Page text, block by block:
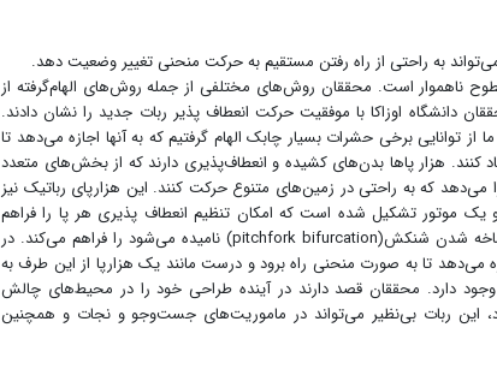
به راحتی از راه رفتن مستقیم به حرکت منحنی تغییر وضعیت دهد.
ناهموار است. محققان روش‌های مختلفی از جمله روش‌های الهام‌گرفته از
دانشگاه اوزاکا با موفقیت حرکت انعطاف پذیر ربات جدید را نشان دادند.
توانایی برخی حشرات بسیار چابک الهام گرفتیم که به آنها اجازه می‌دهد تا
کنند. هزار پاها بدن‌های کشیده و انعطاف‌پذیری دارند که از بخش‌های متعدد
که به راحتی در زمین‌های متنوع حرکت کنند. این هزارپای رباتیک نیز
تشکیل شده است که امکان تنظیم انعطاف پذیری هر پا را فراهم
می‌کند. این انعطاف پذیری مفاصل امکان فرآیندی که به اصطلاح دو شاخه شدن شنکش(pitchfork bifurcation) نامیده می‌شود را فراهم می‌کند. در
می‌دهد تا به صورت منحنی راه برود و درست مانند یک هزارپا از این طرف به
دارد. محققان قصد دارند در آینده طراحی خود را در محیط‌های چالش
این ربات بی‌نظیر می‌تواند در ماموریت‌های جست‌وجو و نجات و همچنین